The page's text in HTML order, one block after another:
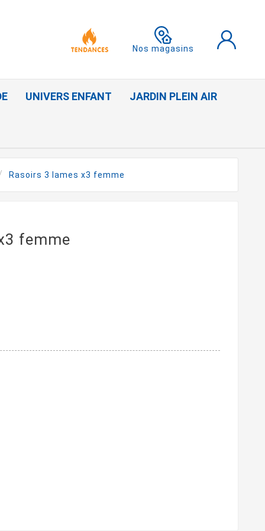
Nos magasins
UNIVERS ENFANT JARDIN PLEIN AIR
Rasoirs 3 lames x3 femme
femme